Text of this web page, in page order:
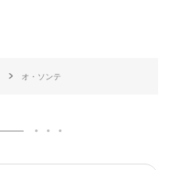
オ・ソンテ